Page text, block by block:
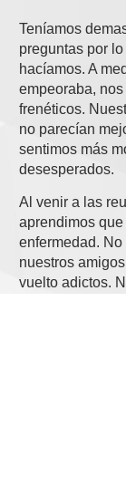
Teníamos
preguntas por
hacíamos. A
empeoraba,
frenéticos.
no parecían
sentimos más
desesperados.
Al venir a las
aprendimos
enfermedad. No
nuestros
vuelto adictos.